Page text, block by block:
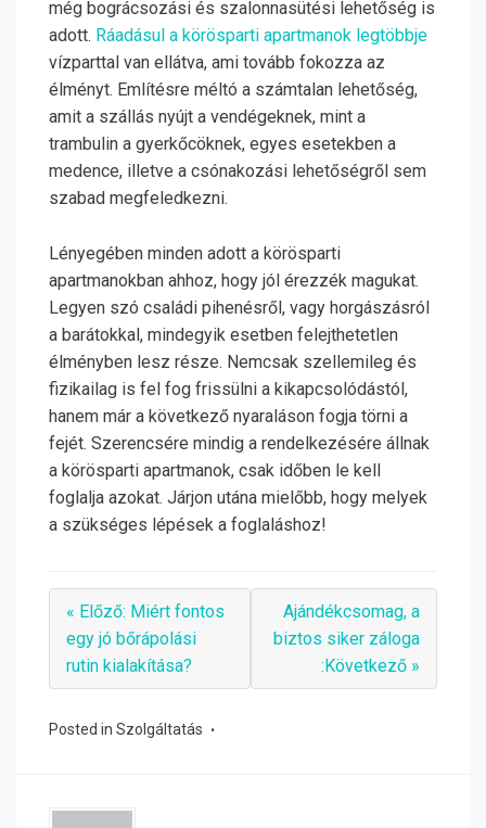
még bográcsozási és szalonnasütési lehetőség is
adott. Ráadásul a körösparti apartmanok legtöbbje
vízparttal van ellátva, ami tovább fokozza az
élményt. Említésre méltó a számtalan lehetőség,
amit a szállás nyújt a vendégeknek, mint a
trambulin a gyerkőcöknek, egyes esetekben a
medence, illetve a csónakozási lehetőségről sem
szabad megfeledkezni.
Lényegében minden adott a körösparti
apartmanokban ahhoz, hogy jól érezzék magukat.
Legyen szó családi pihenésről, vagy horgászásról
a barátokkal, mindegyik esetben felejthetetlen
élményben lesz része. Nemcsak szellemileg és
fizikailag is fel fog frissülni a kikapcsolódástól,
hanem már a következő nyaraláson fogja törni a
fejét. Szerencsére mindig a rendelkezésére állnak
a körösparti apartmanok, csak időben le kell
foglalja azokat. Járjon utána mielőbb, hogy melyek
a szükséges lépések a foglaláshoz!
« Előző: Miért fontos
egy jó bőrápolási
rutin kialakítása?
Ajándékcsomag, a
biztos siker záloga
:Következő »
Posted in Szolgáltatás